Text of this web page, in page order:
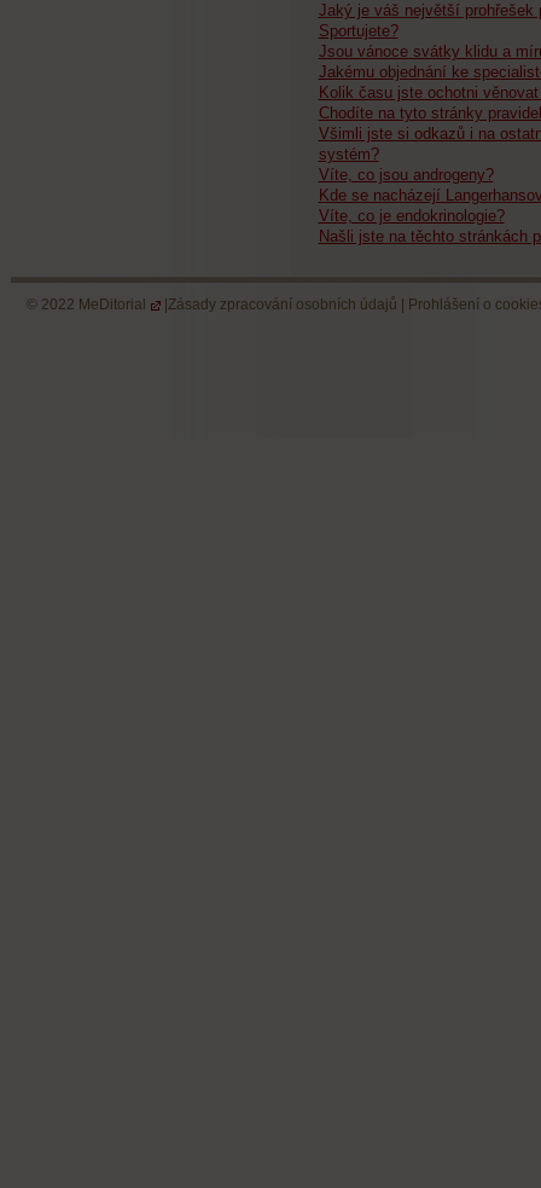
Jaký je váš největší prohřešek
Sportujete?
Jsou vánoce svátky klidu a
Jakému objednání ke
Kolik času jste ochotni
Chodíte na tyto stránky
Všimli jste si odkazů i na
systém?
Víte, co jsou androgeny?
Kde se nacházejí
Víte, co je endokrinologie?
Našli jste na těchto stránkách
© 2022 MeDitorial | Zásady zpracování osobních údajů Prohlášení o